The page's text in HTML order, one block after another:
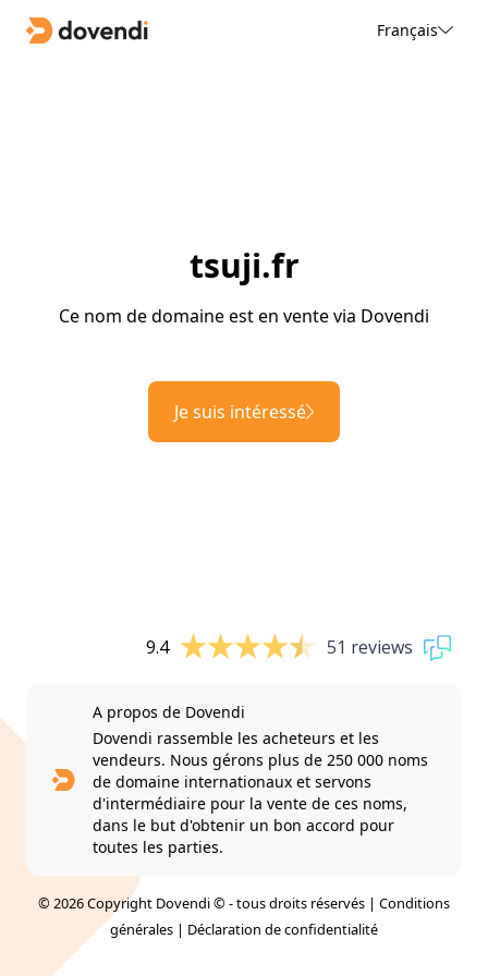
Français
tsuji.fr
Ce nom de domaine est en vente via Dovendi
Je suis intéressé
9.4 51 reviews
A propos de Dovendi
Dovendi rassemble les acheteurs et les
vendeurs. Nous gérons plus de 250 000 noms
de domaine internationaux et servons
d'intermédiaire pour la vente de ces noms,
dans le but d'obtenir un bon accord pour
toutes les parties.
© 2026 Copyright Dovendi © - tous droits réservés | Conditions
générales | Déclaration de confidentialité